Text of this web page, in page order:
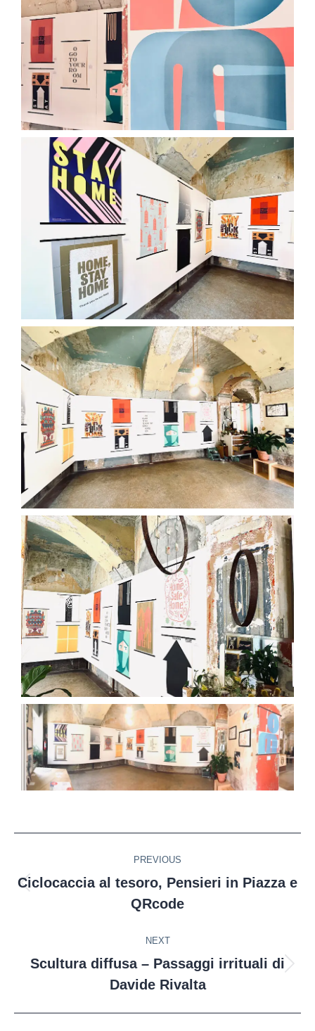
PREVIOUS
Ciclocaccia al tesoro, Pensieri in Piazza e
QRcode
NEXT
Scultura diffusa – Passaggi irrituali di
Davide Rivalta